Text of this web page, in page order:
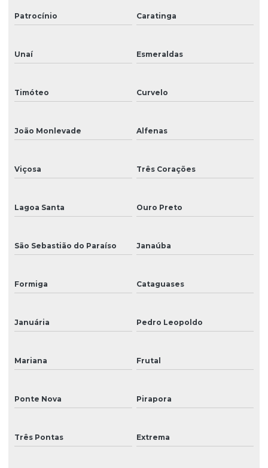
Patrocínio Caratinga
Unaí Esmeraldas
Timóteo Curvelo
João Monlevade Alfenas
Viçosa Três Corações
Lagoa Santa Ouro Preto
São Sebastião do Paraíso Janaúba
Formiga Cataguases
Januária Pedro Leopoldo
Mariana Frutal
Ponte Nova Pirapora
Três Pontas Extrema